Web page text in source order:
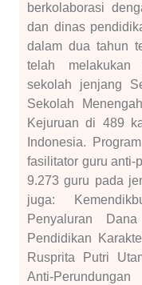
berkolaborasi
dan dinas
dalam dua tahun
telah melakukan
sekolah jenjang
Sekolah
Kejuruan di 489
Indonesia.
fasilitator guru anti-
9.273 guru pada
juga:
Penyaluran
Pendidikan
Rusprita Putri
Anti-